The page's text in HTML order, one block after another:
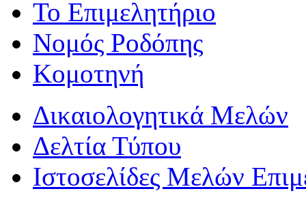
Το Επιμελητήριο
Νομός Ροδόπης
Κομοτηνή
Δικαιολογητικά Μελών
Δελτία Τύπου
Ιστοσελίδες Μελών